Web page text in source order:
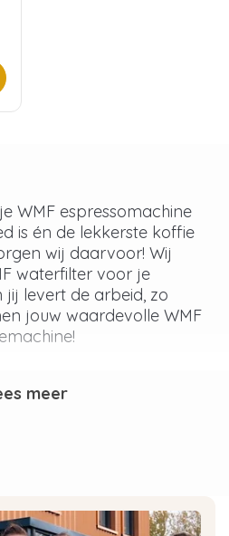
WMF espressomachine
is én de lekkerste koffie
wij daarvoor! Wij
waterfilter voor je
levert de arbeid, zo
jouw waardevolle WMF
hoe voorkom je
des te meer
meer